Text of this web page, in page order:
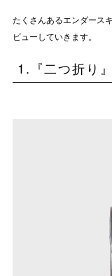
たくさんあるエンダース
ビューしていきます。
1.『二つ折り